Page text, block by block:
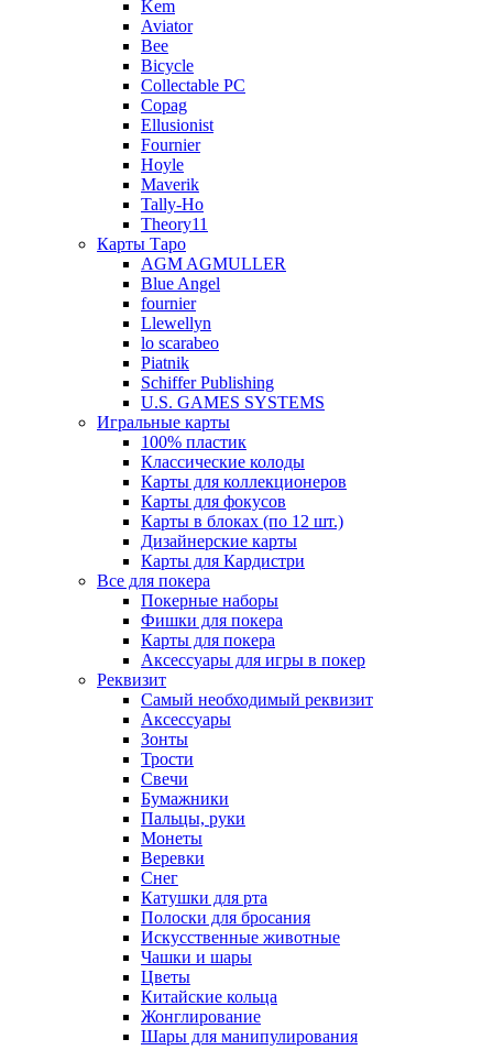
Kem
Aviator
Bee
Bicycle
Collectable PC
Copag
Ellusionist
Fournier
Hoyle
Maverik
Tally-Ho
Theory11
Карты Таро
AGM AGMULLER
Blue Angel
fournier
Llewellyn
lo scarabeo
Piatnik
Schiffer Publishing
U.S. GAMES SYSTEMS
Игральные карты
100% пластик
Классические колоды
Карты для коллекционеров
Карты для фокусов
Карты в блоках (по 12 шт.)
Дизайнерские карты
Карты для Кардистри
Все для покера
Покерные наборы
Фишки для покера
Карты для покера
Аксессуары для игры в покер
Реквизит
Самый необходимый реквизит
Аксессуары
Зонты
Трости
Свечи
Бумажники
Пальцы, руки
Монеты
Веревки
Снег
Катушки для рта
Полоски для бросания
Искусственные животные
Чашки и шары
Цветы
Китайские кольца
Жонглирование
Шары для манипулирования